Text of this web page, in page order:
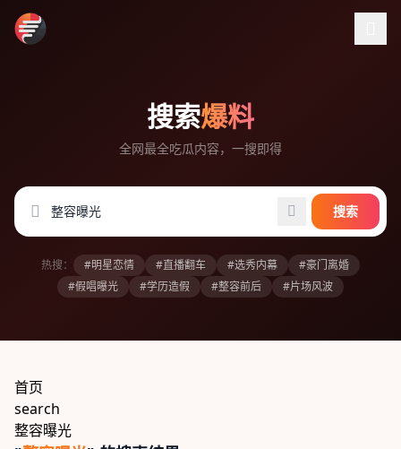
跳过导航
搜索爆料
全网最全吃瓜内容，一搜即得
搜索
热搜： #明星恋情 #直播翻车 #选秀内幕
#豪门离婚
#假唱曝光
#学历造假 #整容前后 #片场风波
首页
search
整容曝光